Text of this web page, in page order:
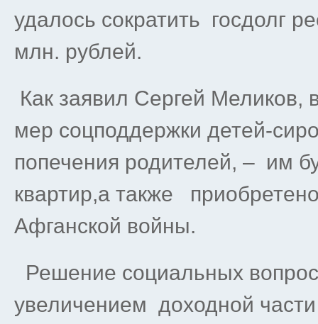
удалось сократить госдолг
млн. рублей.
Как заявил Сергей
мер соцподдержки детей-
попечения родителей, – им
квартир,а также
Афганской войны.
Решение социальных
увеличением доходной